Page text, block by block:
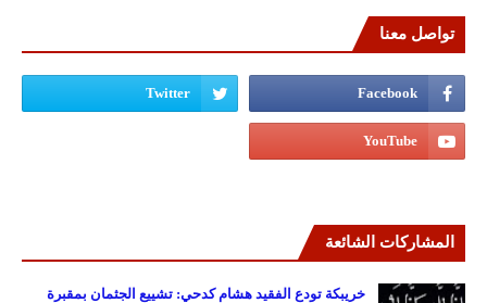
تواصل معنا
المشاركات الشائعة
خريبكة تودع الفقيد هشام كدحي: تشييع الجثمان بمقبرة